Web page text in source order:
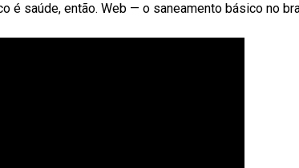
é saúde, então. Web — o saneamento básico no